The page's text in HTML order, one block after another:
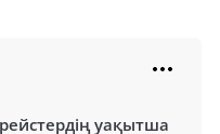
уақытша